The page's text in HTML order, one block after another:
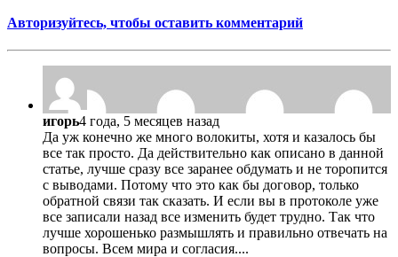
Авторизуйтесь, чтобы оставить комментарий
игорь4 года, 5 месяцев назад
Да уж конечно же много волокиты, хотя и казалось бы
все так просто. Да действительно как описано в данной
статье, лучше сразу все заранее обдумать и не торопится
с выводами. Потому что это как бы договор, только
обратной связи так сказать. И если вы в протоколе уже
все записали назад все изменить будет трудно. Так что
лучше хорошенько размышлять и правильно отвечать на
вопросы. Всем мира и согласия....